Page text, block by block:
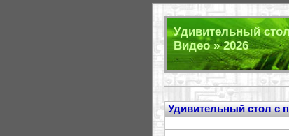
Удивительный
Видео » 2026
Удивительный стол с